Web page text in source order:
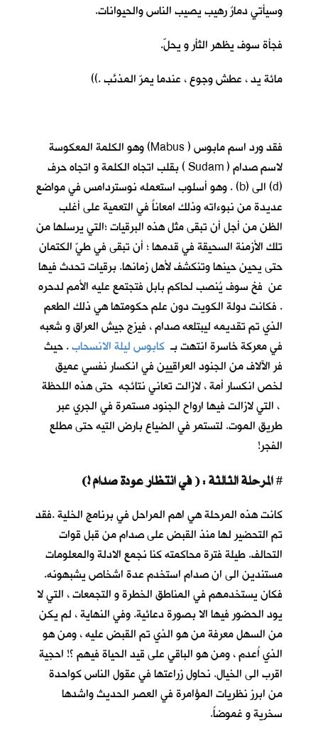
وسيأتي دمارٌ رهيب يصيب الناس والحيوانات.
فجأة سوف يظهر الثأر و يحلّ.
مائة يد ، عطش وجوع ، عندما يمرّ المذنَّب .))
فقد ورد اسم مابوس ( Mabus) وهو الكلمة المعكوسة
لاسم صدام ( Sudam ) بقلب اتجاه الكلمة و اتجاه حرف
(d) الى (b) . وهو أسلوب استعمله نوستردامس في مواضع
عديدة من نبوءاته وذلك امعاناً في التعمية على أغلب
الظن من أجل أن تبقى مثل هذه البرقيات ؛التي يرسلها من
تلك الأزمنة السحيقة في قدمها ؛ أن تبقى في طيّ الكتمان
حتى يحين حينها وتنكشف لأهل زمانها. برقيات تحدث فيها
عن فخ سوف يُنصب لحاكم بابل فتجتمع عليه الأمم لدحره
. فكانت دولة الكويت دون علم حكومتها هي ذلك الطعم
الذي تم تقديمه ليبتلعه صدام ، فيزج جيش العراق و شعبه
في معركة خاسرة انتهت بـ كابوس ليلة الانسحاب. حيث
فر الآلاف من الجنود العراقيين في انكسار نفسي عميق
لخص انكسار أمة ، لازالت تعاني نتائجه حتى هذه اللحظة
، التي لازالت فيها ارواح الجنود مستمرة في الجري عبر
طريق الموت. لتستمر في الضياع بارض التيه حتى مطلع
الفجر!
#
كانت هذه المرحلة هي اهم المراحل في برنامج الخلية .فقد
تم التحضير لها منذ القبض على صدام من قبل قوات
التحالف. طيلة فترة محاكمته كنا نجمع الادلة والمعلومات
مستندين الى ان صدام استخدم عدة اشخاص يشبهونه.
فكان يستخدمهم في المناطق الخطرة و التجمعات ، التي لا
يود الحضور فيها الا بصورة دعائية. وفي النهاية ، لم يكن
من السهل معرفة من هو الذي تم القبض عليه ، ومن هو
الذي اُعدم ، ومن هو الباقي على قيد الحياة فيهم ؟! احجية
اقرب الى الخيال. نحاول زراعتها في عقول الناس كواحدة
من ابرز نظريات المؤامرة في العصر الحديث واشدها
سخرية و غموضاً.